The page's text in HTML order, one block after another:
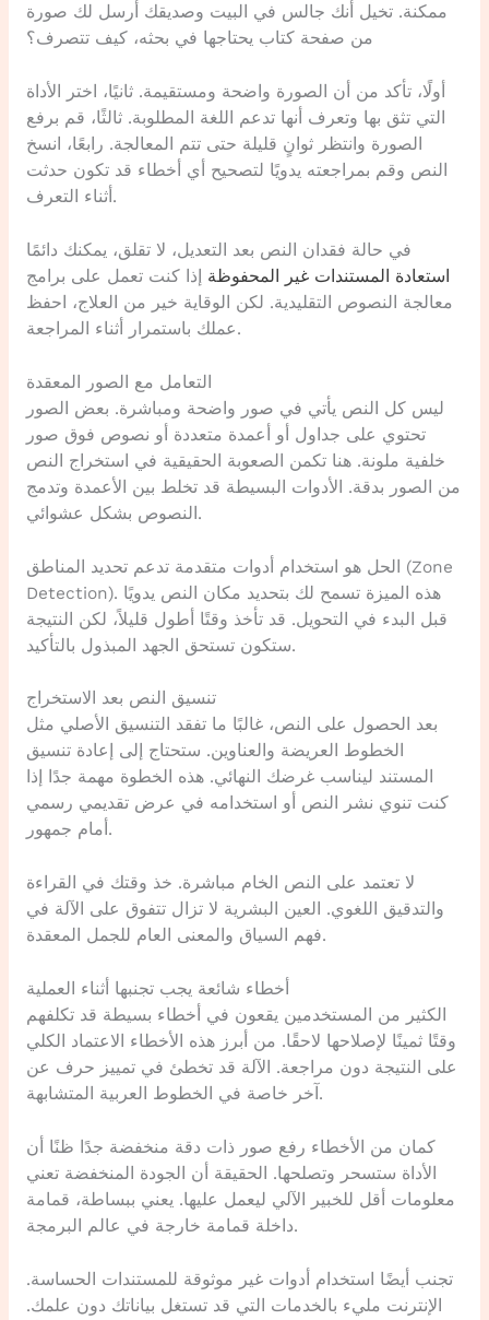
ممكنة. تخيل أنك جالس في البيت وصديقك أرسل لك صورة
من صفحة كتاب يحتاجها في بحثه، كيف تتصرف؟
أولًا، تأكد من أن الصورة واضحة ومستقيمة. ثانيًا، اختر الأداة
التي تثق بها وتعرف أنها تدعم اللغة المطلوبة. ثالثًا، قم برفع
الصورة وانتظر ثوانٍ قليلة حتى تتم المعالجة. رابعًا، انسخ
النص وقم بمراجعته يدويًا لتصحيح أي أخطاء قد تكون حدثت
أثناء التعرف.
في حالة فقدان النص بعد التعديل، لا تقلق، يمكنك دائمًا
استعادة المستندات غير المحفوظة إذا كنت تعمل على برامج
معالجة النصوص التقليدية. لكن الوقاية خير من العلاج، احفظ
عملك باستمرار أثناء المراجعة.
التعامل مع الصور المعقدة
ليس كل النص يأتي في صور واضحة ومباشرة. بعض الصور
تحتوي على جداول أو أعمدة متعددة أو نصوص فوق صور
خلفية ملونة. هنا تكمن الصعوبة الحقيقية في استخراج النص
من الصور بدقة. الأدوات البسيطة قد تخلط بين الأعمدة وتدمج
النصوص بشكل عشوائي.
الحل هو استخدام أدوات متقدمة تدعم تحديد المناطق (Zone
Detection). هذه الميزة تسمح لك بتحديد مكان النص يدويًا
قبل البدء في التحويل. قد تأخذ وقتًا أطول قليلاً، لكن النتيجة
ستكون تستحق الجهد المبذول بالتأكيد.
تنسيق النص بعد الاستخراج
بعد الحصول على النص، غالبًا ما تفقد التنسيق الأصلي مثل
الخطوط العريضة والعناوين. ستحتاج إلى إعادة تنسيق
المستند ليناسب غرضك النهائي. هذه الخطوة مهمة جدًا إذا
كنت تنوي نشر النص أو استخدامه في عرض تقديمي رسمي
أمام جمهور.
لا تعتمد على النص الخام مباشرة. خذ وقتك في القراءة
والتدقيق اللغوي. العين البشرية لا تزال تتفوق على الآلة في
فهم السياق والمعنى العام للجمل المعقدة.
أخطاء شائعة يجب تجنبها أثناء العملية
الكثير من المستخدمين يقعون في أخطاء بسيطة قد تكلفهم
وقتًا ثمينًا لإصلاحها لاحقًا. من أبرز هذه الأخطاء الاعتماد الكلي
على النتيجة دون مراجعة. الآلة قد تخطئ في تمييز حرف عن
آخر خاصة في الخطوط العربية المتشابهة.
كمان من الأخطاء رفع صور ذات دقة منخفضة جدًا ظنًا أن
الأداة ستسحر وتصلحها. الحقيقة أن الجودة المنخفضة تعني
معلومات أقل للخبير الآلي ليعمل عليها. يعني ببساطة، قمامة
داخلة قمامة خارجة في عالم البرمجة.
تجنب أيضًا استخدام أدوات غير موثوقة للمستندات الحساسة.
الإنترنت مليء بالخدمات التي قد تستغل بياناتك دون علمك.